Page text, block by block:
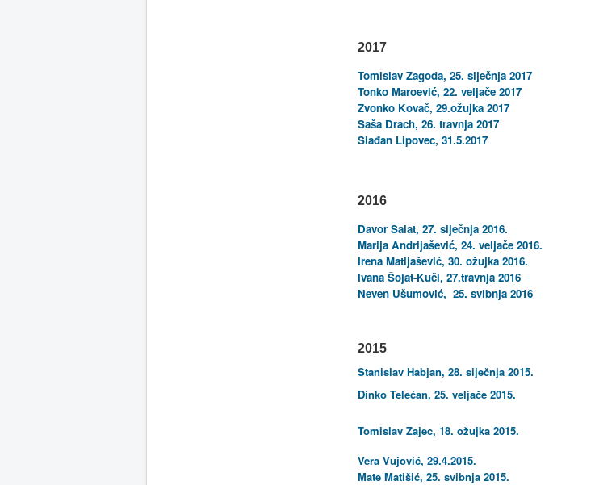
2017
Tomislav Zagoda, 25. siječnja 2017
Tonko Maroević, 22. veljače 2017
Zvonko Kovač, 29.ožujka 2017
Saša Drach, 26. travnja 2017
Slađan Lipovec, 31.5.2017
2016
Davor Šalat, 27. siječnja 2016.
Marija Andrijašević, 24. veljače 2016.
Irena Matijašević, 30. ožujka 2016.
Ivana Šojat-Kuči, 27.travnja 2016
Neven Ušumović, 25. svibnja 2016
2015
Stanislav Habjan, 28. siječnja 2015.
Dinko Telećan, 25. veljače 2015.
Tomislav Zajec, 18. ožujka 2015.
Vera Vujović, 29.4.2015.
Mate Matišić, 25. svibnja 2015.